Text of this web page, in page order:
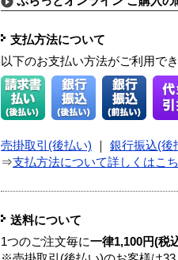
支払方法について
以下のお支払い方法がご利用でき
売掛取引(後払い) 銀行振込(後
⇒支払方法について詳しくはこ
送料について
1つのご注文毎に一律1,100円(税